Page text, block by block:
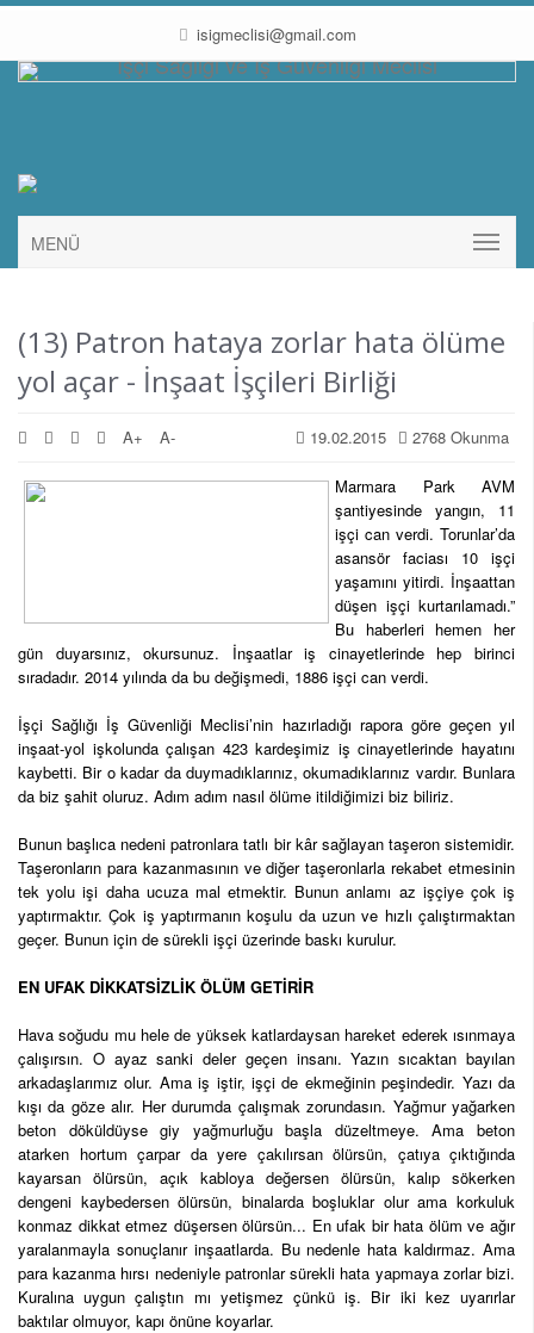
isigmeclisi@gmail.com
MENÜ
(13) Patron hataya zorlar hata ölüme
yol açar - İnşaat İşçileri Birliği
2768 Okunma
19.02.2015
A+ A-
Marmara Park AVM
şantiyesinde yangın, 11
işçi can verdi. Torunlar’da
asansör faciası 10 işçi
yaşamını yitirdi. İnşaattan
düşen işçi kurtarılamadı.”
Bu haberleri hemen her
gün duyarsınız, okursunuz. İnşaatlar iş cinayetlerinde hep birinci
sıradadır. 2014 yılında da bu değişmedi, 1886 işçi can verdi.
İşçi Sağlığı İş Güvenliği Meclisi’nin hazırladığı rapora göre geçen yıl
inşaat-yol işkolunda çalışan 423 kardeşimiz iş cinayetlerinde hayatını
kaybetti. Bir o kadar da duymadıklarınız, okumadıklarınız vardır. Bunlara
da biz şahit oluruz. Adım adım nasıl ölüme itildiğimizi biz biliriz.
Bunun başlıca nedeni patronlara tatlı bir kâr sağlayan taşeron sistemidir.
Taşeronların para kazanmasının ve diğer taşeronlarla rekabet etmesinin
tek yolu işi daha ucuza mal etmektir. Bunun anlamı az işçiye çok iş
yaptırmaktır. Çok iş yaptırmanın koşulu da uzun ve hızlı çalıştırmaktan
geçer. Bunun için de sürekli işçi üzerinde baskı kurulur.
EN UFAK DİKKATSİZLİK ÖLÜM GETİRİR
Hava soğudu mu hele de yüksek katlardaysan hareket ederek ısınmaya
çalışırsın. O ayaz sanki deler geçen insanı. Yazın sıcaktan bayılan
arkadaşlarımız olur. Ama iş iştir, işçi de ekmeğinin peşindedir. Yazı da
kışı da göze alır. Her durumda çalışmak zorundasın. Yağmur yağarken
beton döküldüyse giy yağmurluğu başla düzeltmeye. Ama beton
atarken hortum çarpar da yere çakılırsan ölürsün, çatıya çıktığında
kayarsan ölürsün, açık kabloya değersen ölürsün, kalıp sökerken
dengeni kaybedersen ölürsün, binalarda boşluklar olur ama korkuluk
konmaz dikkat etmez düşersen ölürsün... En ufak bir hata ölüm ve ağır
yaralanmayla sonuçlanır inşaatlarda. Bu nedenle hata kaldırmaz. Ama
para kazanma hırsı nedeniyle patronlar sürekli hata yapmaya zorlar bizi.
Kuralına uygun çalıştın mı yetişmez çünkü iş. Bir iki kez uyarırlar
baktılar olmuyor, kapı önüne koyarlar.